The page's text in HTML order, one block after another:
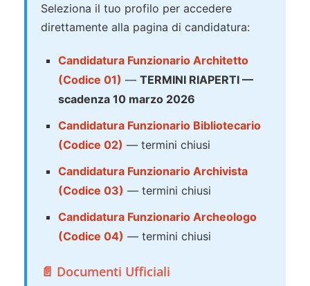
Seleziona il tuo profilo per accedere
direttamente alla pagina di candidatura:
Candidatura Funzionario Architetto
(Codice 01) — TERMINI RIAPERTI —
scadenza 10 marzo 2026
Candidatura Funzionario Bibliotecario
(Codice 02) — termini chiusi
Candidatura Funzionario Archivista
(Codice 03) — termini chiusi
Candidatura Funzionario Archeologo
(Codice 04) — termini chiusi
📄 Documenti Ufficiali